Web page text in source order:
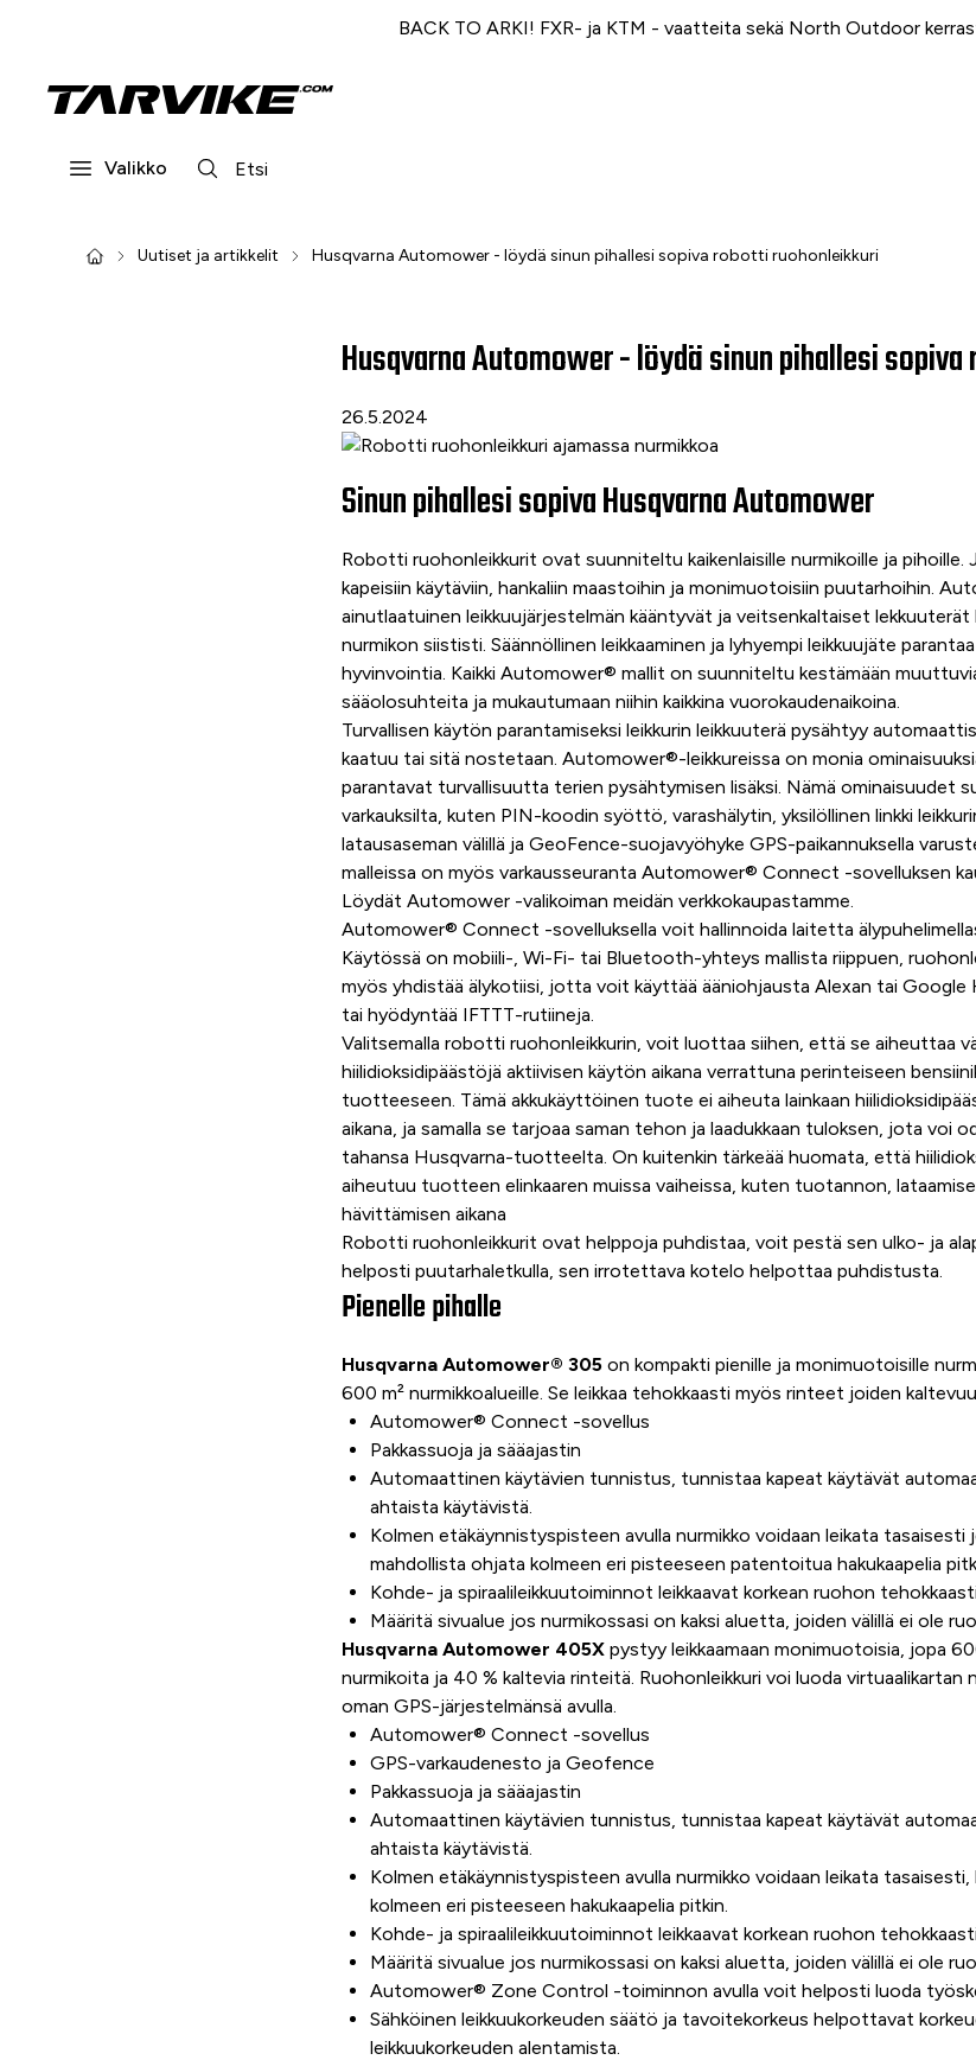
BACK TO ARKI! FXR- ja KTM - vaatteita sekä North Outdoor
Valikko
Uutiset ja artikkelit Husqvarna Automower - löydä sinun pihallesi sopiva robotti ruohonleikkuri
Husqvarna Automower - löydä sinun pihallesi
26.5.2024
Sinun pihallesi sopiva Husqvarna Automower
Robotti ruohonleikkurit ovat suunniteltu kaikenlaisille nurmikoille ja pihoille.
kapeisiin käytäviin, hankaliin maastoihin ja monimuotoisiin puutarhoihin.
ainutlaatuinen leikkuujärjestelmän kääntyvät ja veitsenkaltaiset lekkuuterät
nurmikon siististi. Säännöllinen leikkaaminen ja lyhyempi leikkuujäte
hyvinvointia. Kaikki Automower® mallit on suunniteltu kestämään
sääolosuhteita ja mukautumaan niihin kaikkina vuorokaudenaikoina.
Turvallisen käytön parantamiseksi leikkurin leikkuuterä pysähtyy
kaatuu tai sitä nostetaan. Automower®-leikkureissa on monia
parantavat turvallisuutta terien pysähtymisen lisäksi. Nämä ominaisuudet
varkauksilta, kuten PIN-koodin syöttö, varashälytin, yksilöllinen linkki
latausaseman välillä ja GeoFence-suojavyöhyke GPS-paikannuksella
malleissa on myös varkausseuranta Automower® Connect -sovelluksen
Löydät Automower -valikoiman meidän verkkokaupastamme.
Automower® Connect -sovelluksella voit hallinnoida laitetta
Käytössä on mobiili-, Wi-Fi- tai Bluetooth-yhteys mallista riippuen,
myös yhdistää älykotiisi, jotta voit käyttää ääniohjausta Alexan tai Google
tai hyödyntää IFTTT-rutiineja.
Valitsemalla robotti ruohonleikkurin, voit luottaa siihen, että se aiheuttaa
hiilidioksidipäästöjä aktiivisen käytön aikana verrattuna perinteiseen
tuotteeseen. Tämä akkukäyttöinen tuote ei aiheuta lainkaan
aikana, ja samalla se tarjoaa saman tehon ja laadukkaan tuloksen, jota voi
tahansa Husqvarna-tuotteelta. On kuitenkin tärkeää huomata, että
aiheutuu tuotteen elinkaaren muissa vaiheissa, kuten tuotannon,
hävittämisen aikana
Robotti ruohonleikkurit ovat helppoja puhdistaa, voit pestä sen ulko- ja
helposti puutarhaletkulla, sen irrotettava kotelo helpottaa puhdistusta.
Pienelle pihalle
Husqvarna Automower® 305 on kompakti pienille ja monimuotoisille
600 m² nurmikkoalueille. Se leikkaa tehokkaasti myös rinteet joiden
Automower® Connect -sovellus
Pakkassuoja ja sääajastin
Automaattinen käytävien tunnistus, tunnistaa kapeat käytävät
ahtaista käytävistä.
Kolmen etäkäynnistyspisteen avulla nurmikko voidaan leikata tasaisesti
mahdollista ohjata kolmeen eri pisteeseen patentoitua hakukaapelia
Kohde- ja spiraalileikkuutoiminnot leikkaavat korkean ruohon
Määritä sivualue jos nurmikossasi on kaksi aluetta, joiden välillä ei ole
Husqvarna Automower 405X pystyy leikkaamaan monimuotoisia, jopa
nurmikoita ja 40 % kaltevia rinteitä. Ruohonleikkuri voi luoda virtuaalikartan
oman GPS-järjestelmänsä avulla.
Automower® Connect -sovellus
GPS-varkaudenesto ja Geofence
Pakkassuoja ja sääajastin
Automaattinen käytävien tunnistus, tunnistaa kapeat käytävät
ahtaista käytävistä.
Kolmen etäkäynnistyspisteen avulla nurmikko voidaan leikata
kolmeen eri pisteeseen hakukaapelia pitkin.
Kohde- ja spiraalileikkuutoiminnot leikkaavat korkean ruohon
Määritä sivualue jos nurmikossasi on kaksi aluetta, joiden välillä ei ole
Automower® Zone Control -toiminnon avulla voit helposti luoda
Sähköinen leikkuukorkeuden säätö ja tavoitekorkeus helpottavat
leikkuukorkeuden alentamista.